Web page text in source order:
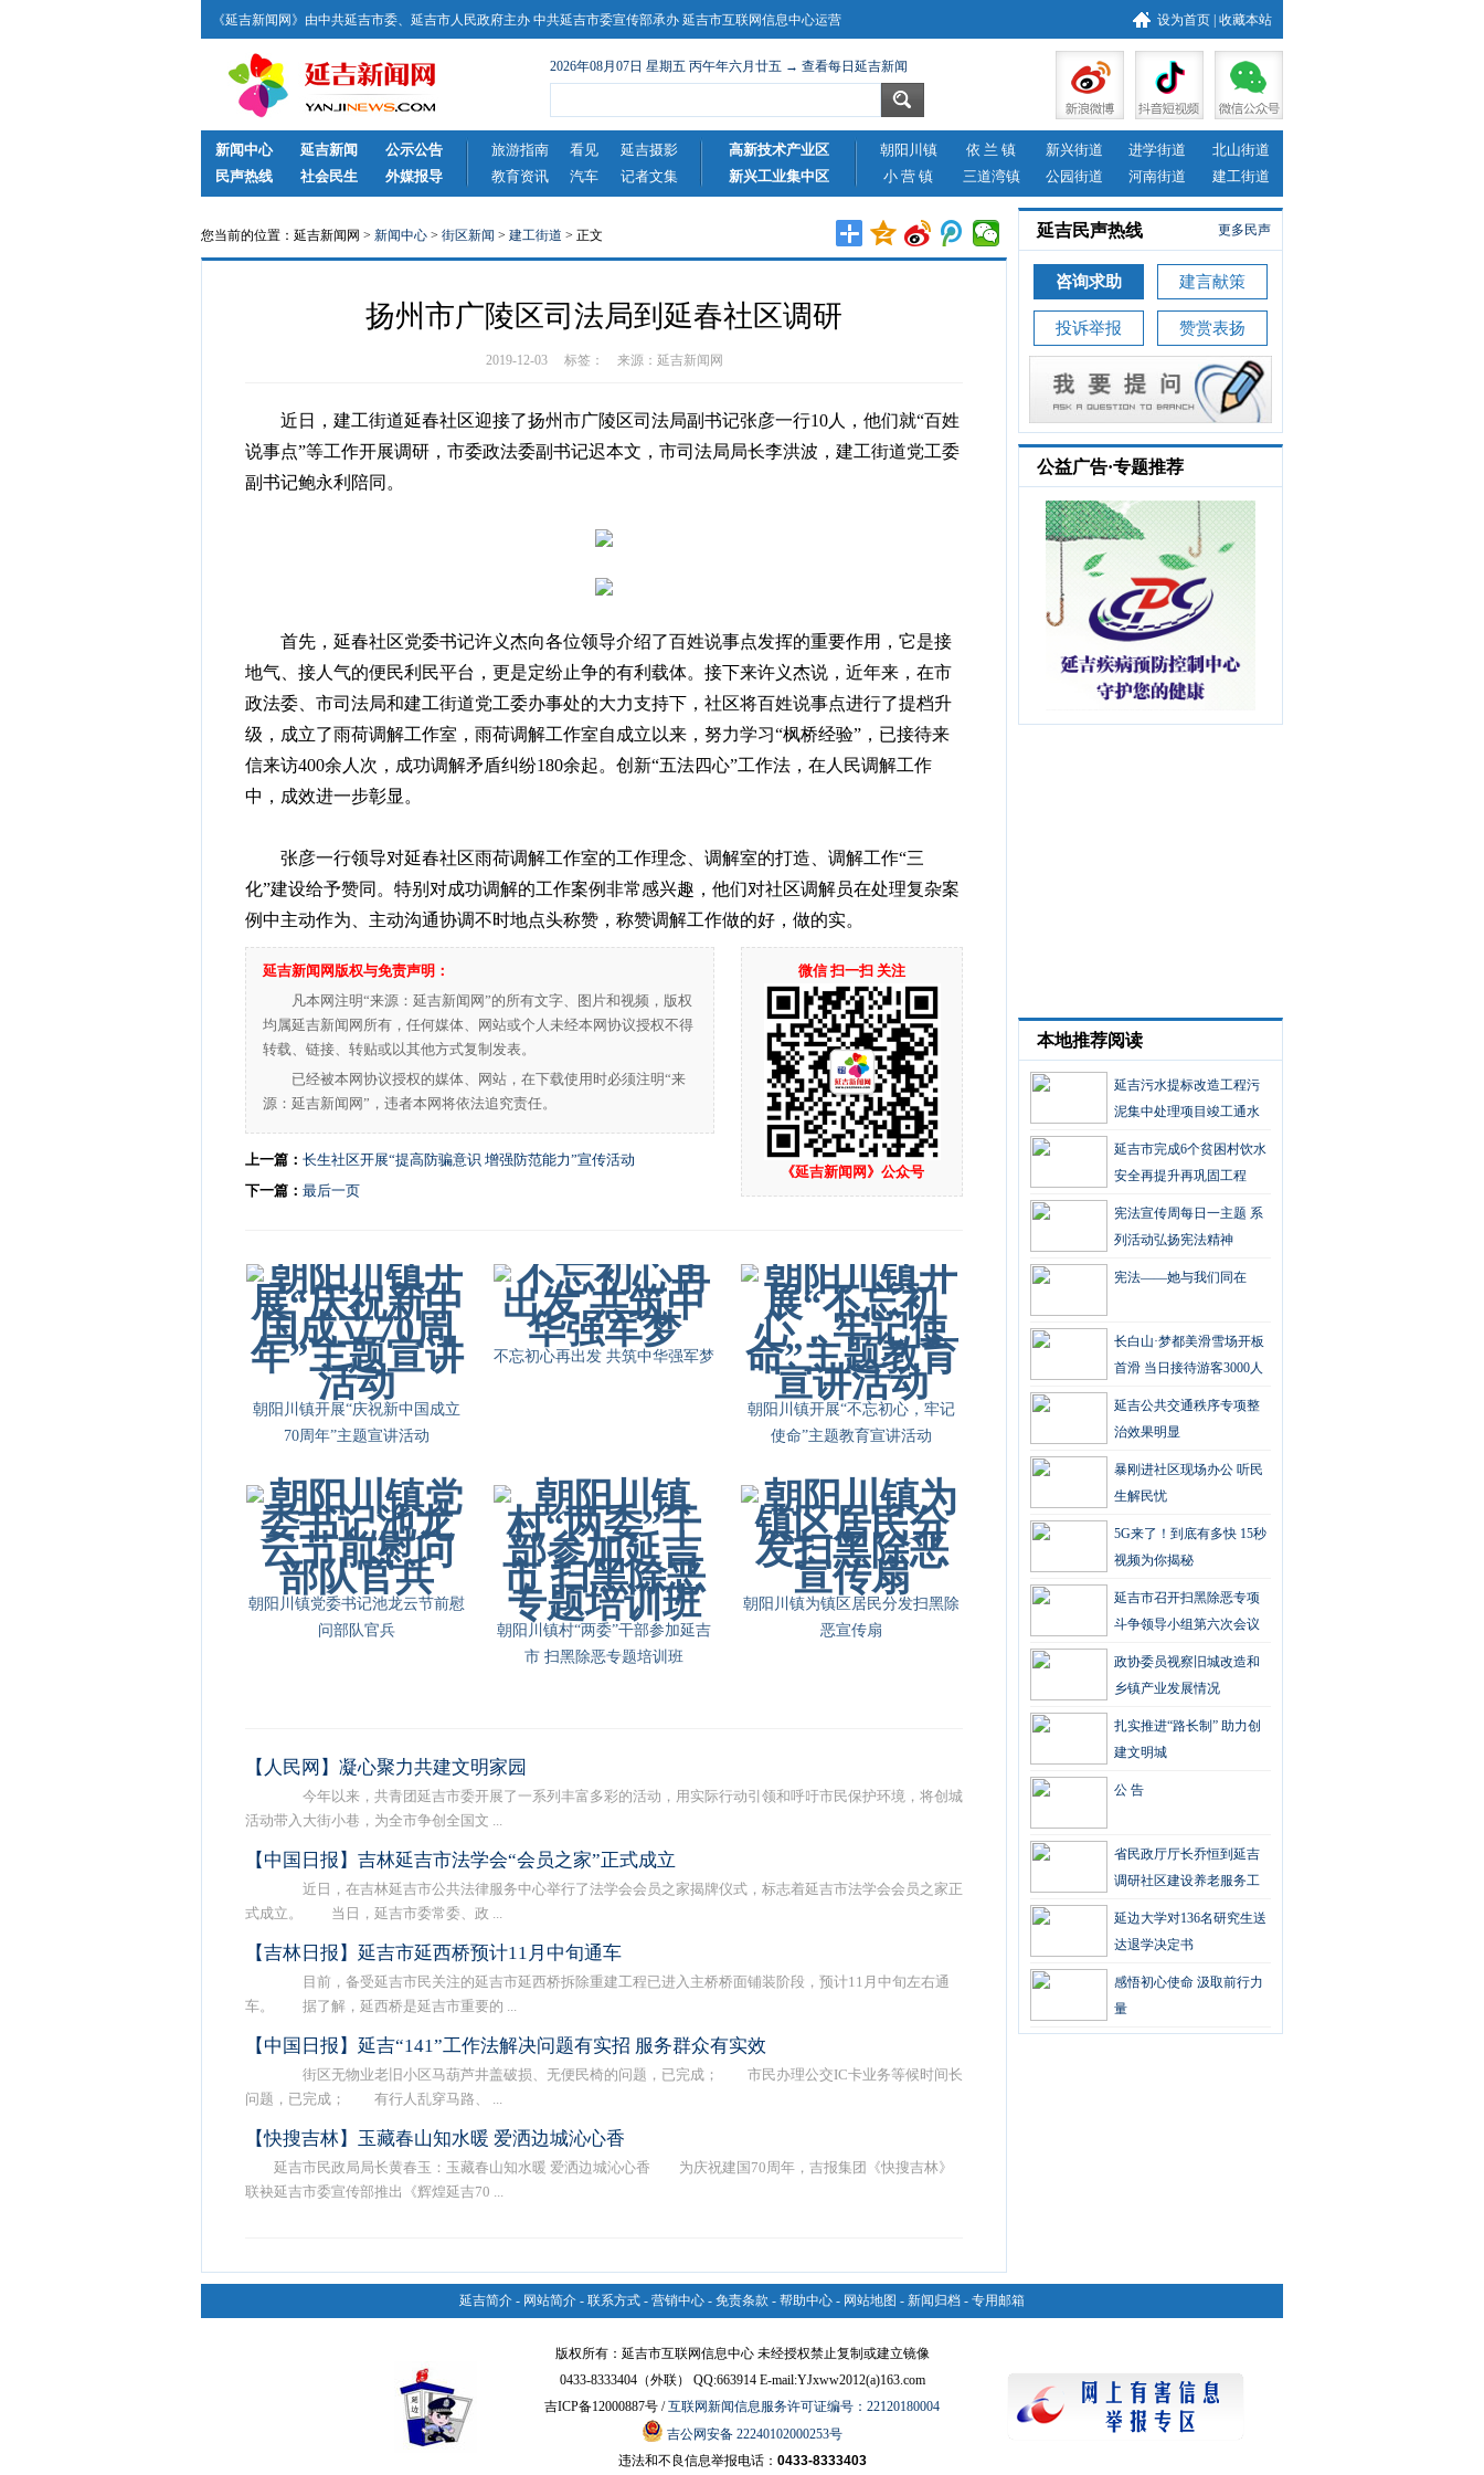
设为首页 收藏本站
《延吉新闻网》由中共延吉市委、延吉市人民政府主办 中共延吉市委宣传部承办 延吉市互联网信息中心运营
2026年08月07日 星期五 丙午年六月廿五 → 查看每日延吉新闻
新闻中心 延吉新闻 公示公告 旅游指南 看见 延吉摄影 高新技术产业区 朝阳川镇 依 兰 镇 新兴街道 进学街道
北山街道
民声热线
社会民生 外媒报导 教育资讯 汽车 记者文集 新兴工业集中区 小 营 镇 三道湾镇 公园街道 河南街道 建工街道
您当前的位置：延吉新闻网 > 新闻中心 > 街区新闻 > 建工街道 > 正文
扬州市广陵区司法局到延春社区调研
2019-12-03 标签： 来源： 延吉新闻网
近日，建工街道延春社区迎接了扬州市广陵区司法局副书记张彦一行10人，他们就“百姓
说事点”等工作开展调研，市委政法委副书记迟本文，市司法局局长李洪波，建工街道党工委
副书记鲍永利陪同。
首先，延春社区党委书记许义杰向各位领导介绍了百姓说事点发挥的重要作用，它是接
地气、接人气的便民利民平台，更是定纷止争的有利载体。接下来许义杰说，近年来，在市
政法委、市司法局和建工街道党工委办事处的大力支持下，社区将百姓说事点进行了提档升
级，成立了雨荷调解工作室，雨荷调解工作室自成立以来，努力学习“枫桥经验”，已接待来
信来访400余人次，成功调解矛盾纠纷180余起。创新“五法四心”工作法，在人民调解工作
中，成效进一步彰显。
张彦一行领导对延春社区雨荷调解工作室的工作理念、调解室的打造、调解工作“三
化”建设给予赞同。特别对成功调解的工作案例非常感兴趣，他们对社区调解员在处理复杂案
例中主动作为、主动沟通协调不时地点头称赞，称赞调解工作做的好，做的实。
微信 扫一扫 关注
《延吉新闻网》公众号
延吉新闻网版权与免责声明：
凡本网注明“来源：延吉新闻网”的所有文字、图片和视频，版权
均属延吉新闻网所有，任何媒体、网站或个人未经本网协议授权不得
转载、链接、转贴或以其他方式复制发表。
已经被本网协议授权的媒体、网站，在下载使用时必须注明“来
源：延吉新闻网”，违者本网将依法追究责任。
上一篇： 长生社区开展“提高防骗意识 增强防范能力”宣传活动
下一篇： 最后一页
朝阳川镇开展“庆祝新中国成立
70周年”主题宣讲活动
不忘初心再出发 共筑中华强军梦
朝阳川镇开展“不忘初心，牢记
使命”主题教育宣讲活动
朝阳川镇党委书记池龙云节前慰
问部队官兵
朝阳川镇村“两委”干部参加延吉
市 扫黑除恶专题培训班
朝阳川镇为镇区居民分发扫黑除
恶宣传扇
【人民网】凝心聚力共建文明家园
今年以来，共青团延吉市委开展了一系列丰富多彩的活动，用实际行动引领和呼吁市民保护环境，将创城
活动带入大街小巷，为全市争创全国文 ...
【中国日报】吉林延吉市法学会“会员之家”正式成立
近日，在吉林延吉市公共法律服务中心举行了法学会会员之家揭牌仪式，标志着延吉市法学会会员之家正
式成立。 当日，延吉市委常委、政 ...
【吉林日报】延吉市延西桥预计11月中旬通车
目前，备受延吉市民关注的延吉市延西桥拆除重建工程已进入主桥桥面铺装阶段，预计11月中旬左右通
车。 据了解，延西桥是延吉市重要的 ...
【中国日报】延吉“141”工作法解决问题有实招 服务群众有实效
街区无物业老旧小区马葫芦井盖破损、无便民椅的问题，已完成； 市民办理公交IC卡业务等候时间长
问题，已完成； 有行人乱穿马路、 ...
【快搜吉林】玉藏春山知水暖 爱洒边城沁心香
延吉市民政局局长黄春玉：玉藏春山知水暖 爱洒边城沁心香 为庆祝建国70周年，吉报集团《快搜吉林》
联袂延吉市委宣传部推出《辉煌延吉70 ...
更多民声
延吉民声热线
咨询求助 建言献策
投诉举报 赞赏表扬
公益广告·专题推荐
本地推荐阅读
延吉污水提标改造工程污
泥集中处理项目竣工通水
延吉市完成6个贫困村饮水
安全再提升再巩固工程
宪法宣传周每日一主题 系
列活动弘扬宪法精神
宪法——她与我们同在
长白山·梦都美滑雪场开板
首滑 当日接待游客3000人
延吉公共交通秩序专项整
治效果明显
暴刚进社区现场办公 听民
生解民忧
5G来了！到底有多快 15秒
视频为你揭秘
延吉市召开扫黑除恶专项
斗争领导小组第六次会议
政协委员视察旧城改造和
乡镇产业发展情况
扎实推进“路长制” 助力创
建文明城
公 告
省民政厅厅长乔恒到延吉
调研社区建设养老服务工
作
延边大学对136名研究生送
达退学决定书
感悟初心使命 汲取前行力
量
延吉简介 - 网站简介 - 联系方式 - 营销中心 - 免责条款 - 帮助中心 - 网站地图 - 新闻归档 - 专用邮箱
版权所有：延吉市互联网信息中心 未经授权禁止复制或建立镜像
0433-8333404（外联） QQ:663914 E-mail:YJxww2012(a)163.com
吉ICP备12000887号 /互联网新闻信息服务许可证编号：22120180004
吉公网安备 22240102000253号
违法和不良信息举报电话： 0433-8333403